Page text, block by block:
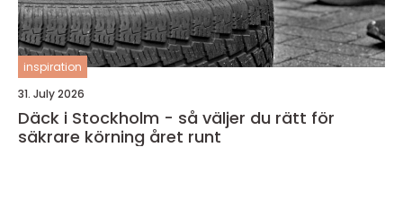
inspiration
31. July 2026
Däck i Stockholm - så väljer du rätt för
säkrare körning året runt